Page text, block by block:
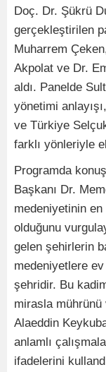
Doç. Dr. Şükrü
gerçekleştirilen
Muharrem
Akpolat ve Dr.
aldı. Panelde
yönetimi
ve Türkiye
farklı yönleriyle
Programda
Başkanı Dr.
medeniyetinin
olduğunu
gelen şehirlerin
medeniyetlere
şehridir. Bu
mirasla mührünü
Alaeddin
anlamlı
ifadelerini